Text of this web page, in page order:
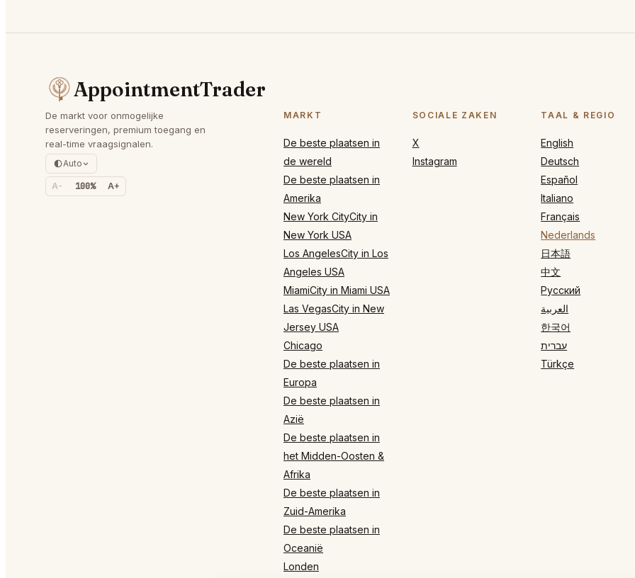
AppointmentTrader
De markt voor onmogelijke
reserveringen, premium toegang en
real-time vraagsignalen.
Auto
A- 100% A+
MARKT
De beste plaatsen in
de wereld
De beste plaatsen in
Amerika
New York CityCity in
New York USA
Los AngelesCity in Los
Angeles USA
MiamiCity in Miami USA
Las VegasCity in New
Jersey USA
Chicago
De beste plaatsen in
Europa
De beste plaatsen in
Azië
De beste plaatsen in
het Midden-Oosten &
Afrika
De beste plaatsen in
Zuid-Amerika
De beste plaatsen in
Oceanië
Londen
SOCIALE ZAKEN
X
Instagram
TAAL & REGIO
English
Deutsch
Español
Italiano
Français
Nederlands
日本語
中文
Русский
العربية
한국어
עברית
Türkçe